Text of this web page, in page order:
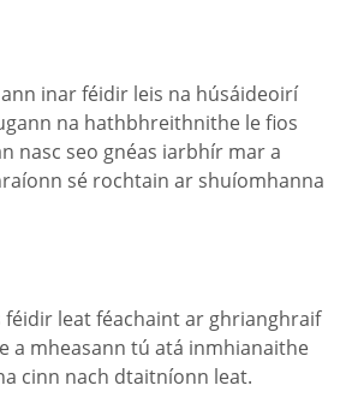
inar féidir leis na húsáideoirí
na hathbhreithnithe le fios
nasc seo gnéas iarbhír mar a
sé rochtain ar shuíomhanna
féidir leat féachaint ar ghrianghraif
a mheasann tú atá inmhianaithe
cinn nach dtaitníonn leat.